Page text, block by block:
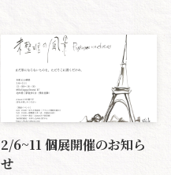
2/6~11 個展開催のお知ら
せ